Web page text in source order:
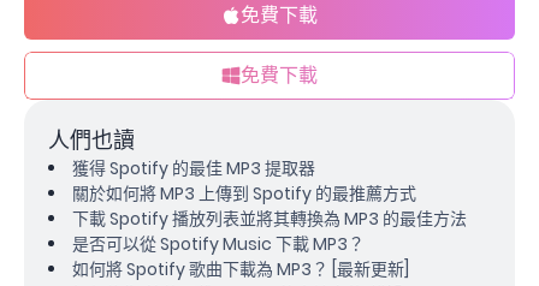
免費下載
免費下載
人們也讀
獲得 Spotify 的最佳 MP3 提取器
關於如何將 MP3 上傳到 Spotify 的最推薦方式
下載 Spotify 播放列表並將其轉換為 MP3 的最佳方法
是否可以從 Spotify Music 下載 MP3？
如何將 Spotify 歌曲下載為 MP3？ [最新更新]